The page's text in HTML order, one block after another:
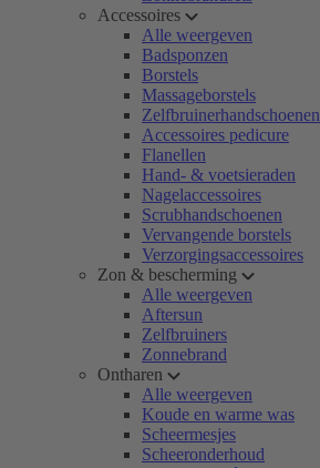
Accessoires
Alle weergeven
Badsponzen
Borstels
Massageborstels
Zelfbruinerhandschoenen
Accessoires pedicure
Flanellen
Hand- & voetsieraden
Nagelaccessoires
Scrubhandschoenen
Vervangende borstels
Verzorgingsaccessoires
Zon & bescherming
Alle weergeven
Aftersun
Zelfbruiners
Zonnebrand
Ontharen
Alle weergeven
Koude en warme was
Scheermesjes
Scheeronderhoud